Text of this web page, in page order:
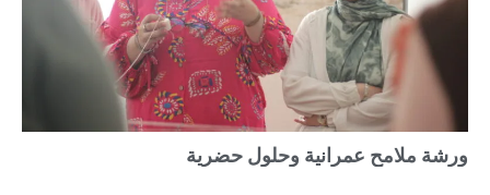
ورشة ملامح عمرانية وحلول حضرية